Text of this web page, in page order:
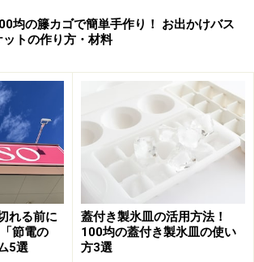
通販サイト「ダイソーネットストア」
人で購入が可能！商品はセット売り
のオンラインショップが存在していま
ンテリア雑貨、ハンドメイド用品、
均の籐カゴで簡単手作り！ お出かけバス
ットの作り方・材料
れる前に
節電の
5選
蓋付き製氷皿の活用方法！
100均の蓋付き製氷皿の使い
方3選